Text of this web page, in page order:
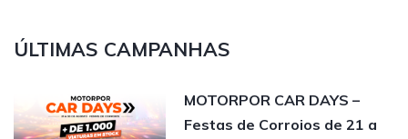
ÚLTIMAS CAMPANHAS
MOTORPOR CAR DAYS –
Festas de Corroios de 21 a